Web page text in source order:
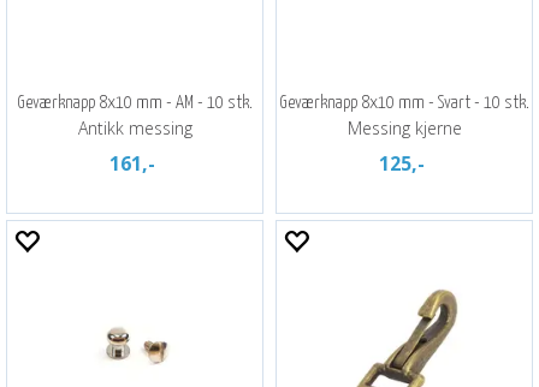
Geværknapp 8x10 mm - AM - 10 stk.
Antikk messing
161,-
Geværknapp 8x10 mm - Svart - 10 stk.
Messing kjerne
125,-